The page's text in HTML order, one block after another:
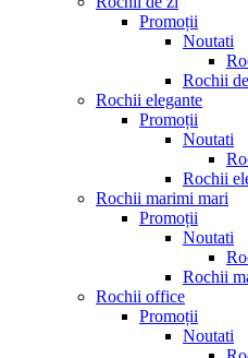
Promoții
Noutati
Rochii
Rochii elegante
Promoții
Noutati
Rochii
Rochii marimi mari
Promoții
Noutati
Rochii
Rochii office
Promoții
Noutati